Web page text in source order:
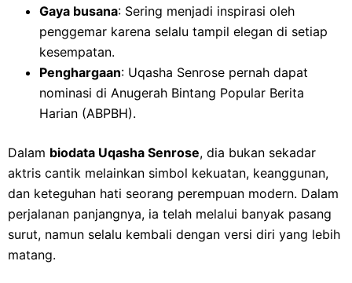
Gaya busana: Sering menjadi inspirasi oleh
penggemar karena selalu tampil elegan di setiap
kesempatan.
Penghargaan: Uqasha Senrose pernah dapat
nominasi di Anugerah Bintang Popular Berita
Harian (ABPBH).
Dalam biodata Uqasha Senrose, dia bukan sekadar
aktris cantik melainkan simbol kekuatan, keanggunan,
dan keteguhan hati seorang perempuan modern. Dalam
perjalanan panjangnya, ia telah melalui banyak pasang
surut, namun selalu kembali dengan versi diri yang lebih
matang.